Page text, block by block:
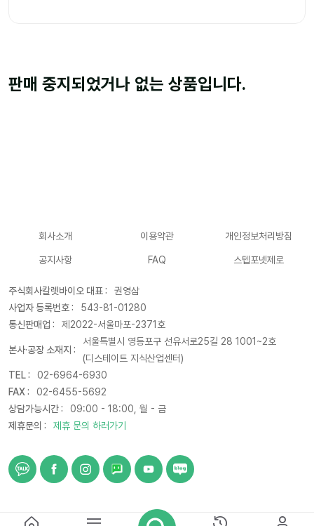
판매 중지되었거나 없는 상품입니다.
회사소개 이용약관 개인정보처리방침
공지사항 FAQ 스텝포넷제로
주식회사칼렛바이오 대표 :
권영삼
사업자 등록번호 :
543-81-01280
통신판매업 :
제2022-서울마포-2371호
본사·공장 소재지 :
서울특별시 영등포구 선유서로25길 28 1001~2호
(디스테이트 지식산업센터)
TEL :
02-6964-6930
FAX :
02-6455-5692
상담가능시간 :
09:00 - 18:00, 월 - 금
제휴문의 :
제휴 문의 하러가기